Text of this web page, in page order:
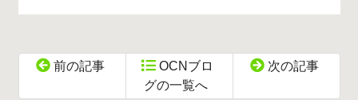
前の記事
OCNブロ
グの一覧へ
次の記事